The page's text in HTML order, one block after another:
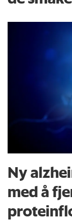
Ny
med å